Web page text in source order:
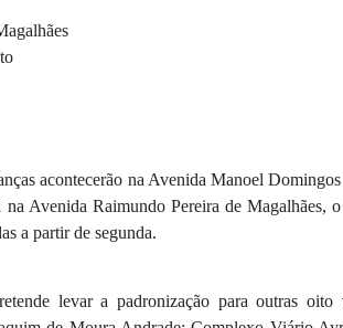
acontecerão na Avenida Manoel
na Avenida Raimundo Pereira de Magalhães,
a partir de segunda.
levar a padronização para outras oito